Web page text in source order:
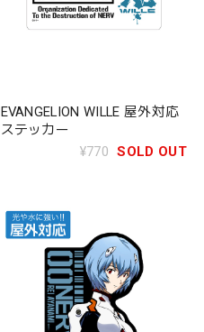
EVANGELION WILLE 屋外対応
ステッカー
¥770 SOLD OUT